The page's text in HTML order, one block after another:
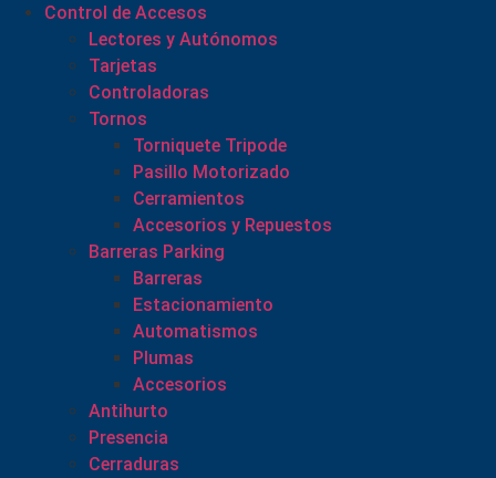
Control de Accesos
Lectores y Autónomos
Tarjetas
Controladoras
Tornos
Torniquete Tripode
Pasillo Motorizado
Cerramientos
Accesorios y Repuestos
Barreras Parking
Barreras
Estacionamiento
Automatismos
Plumas
Accesorios
Antihurto
Presencia
Cerraduras